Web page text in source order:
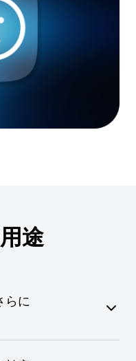
途
らに